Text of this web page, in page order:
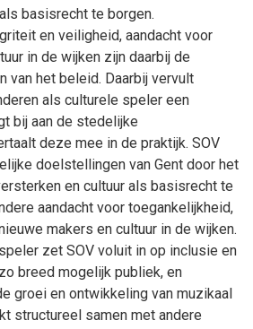
basisrecht te borgen.
en veiligheid, aandacht voor
in de wijken zijn daarbij de
van het beleid. Daarbij vervult
als culturele speler een
bij aan de stedelijke
deze mee in de praktijk. SOV
doelstellingen van Gent door het
en cultuur als basisrecht te
aandacht voor toegankelijkheid,
makers en cultuur in de wijken.
zet SOV voluit in op inclusie en
breed mogelijk publiek, en
groei en ontwikkeling van muzikaal
structureel samen met andere